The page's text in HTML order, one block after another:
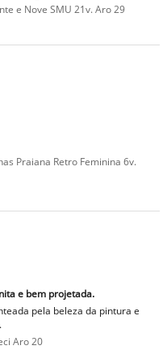
e Nove SMU 21v. Aro 29
Praiana Retro Feminina 6v.
e bem projetada.
pela beleza da pintura e
Aro 20